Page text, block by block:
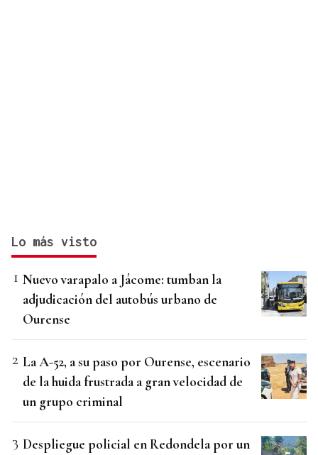
Lo más visto
Nuevo varapalo a Jácome: tumban la
adjudicación del autobús urbano de
Ourense
La A-52, a su paso por Ourense, escenario
de la huida frustrada a gran velocidad de
un grupo criminal
Despliegue policial en Redondela por un